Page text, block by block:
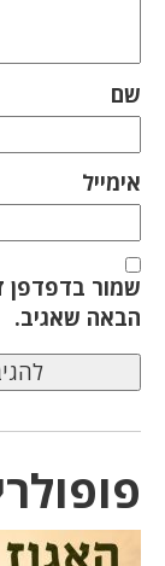
שם
אימייל
שמור בדפדפן
הבאה שאגיב.